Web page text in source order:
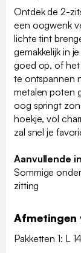
Ontdek de 2-
een oogwenk
lichte tint
gemakkelijk in
goed op, of
te ontspannen
metalen poten
oog springt
hoekje, vol
zal snel je
Aanvullende
Sommige
zitting
Afmetingen
Pakketten 1: L